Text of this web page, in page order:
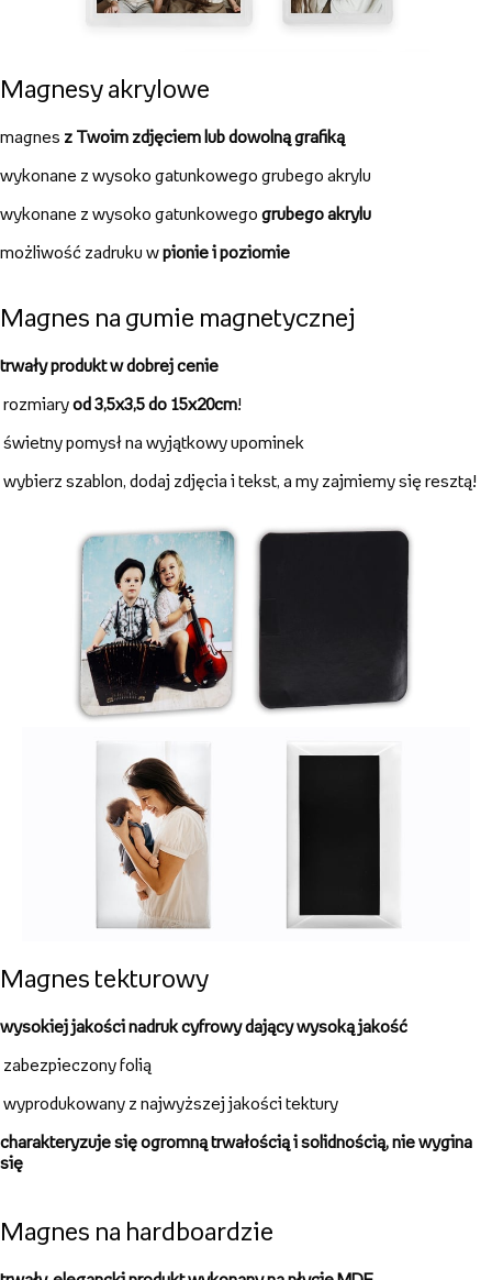
Magnesy
formaty od 3,5x3,5 do 15x20cm!
dostępne na5 rodzajach materiału
solidne,trwałei dobrze wykonane
RODZAJE MAGNESÓW
z Twoim zdjęciem lub dowolną grafiką
wykonane z wysoko gatunkowego grubego akrylu
wykonane z wysoko gatunkowego
możliwość zadruku wpionie i poziomie
Magnes na gumie magnetycznej
trwały produkt w dobrej cenie
rozmiaryod 3,5x3,5 do 15x20cm
świetny pomysł na wyjątkowy upominek
wybierz szablon, dodaj zdjęcia i tekst, a my zajmiemy się resztą!